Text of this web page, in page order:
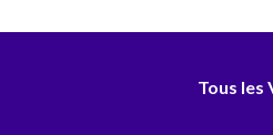
Tous les